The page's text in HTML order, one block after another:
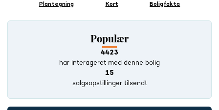
Boligfakta
Plantegning Kort
Populær
4423
har interageret med denne bolig
15
salgsopstillinger tilsendt